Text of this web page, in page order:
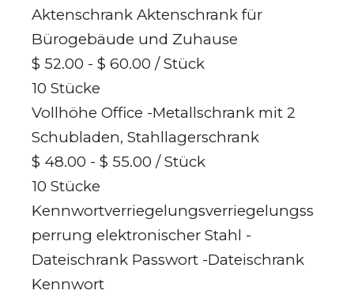
Aktenschrank Aktenschrank für
Bürogebäude und Zuhause
$ 52.00 - $ 60.00 / Stück
10 Stücke
Vollhöhe Office -Metallschrank mit 2
Schubladen, Stahllagerschrank
$ 48.00 - $ 55.00 / Stück
10 Stücke
Kennwortverriegelungsverriegelungss
perrung elektronischer Stahl -
Dateischrank Passwort -Dateischrank
Kennwort